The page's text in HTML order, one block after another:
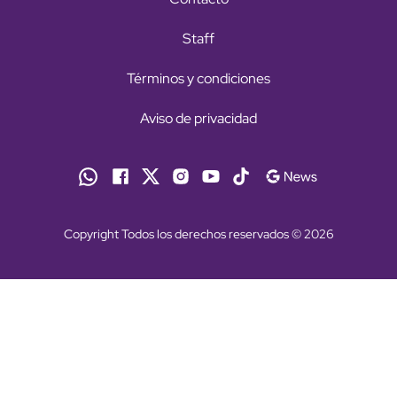
Staff
Términos y condiciones
Aviso de privacidad
Copyright Todos los derechos reservados © 2026